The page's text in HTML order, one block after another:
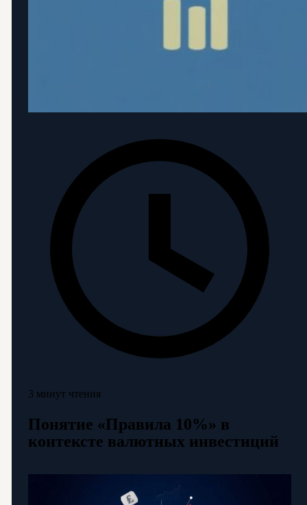
3 минут чтения
Понятие «Правила 10%» в
контексте валютных инвестиций